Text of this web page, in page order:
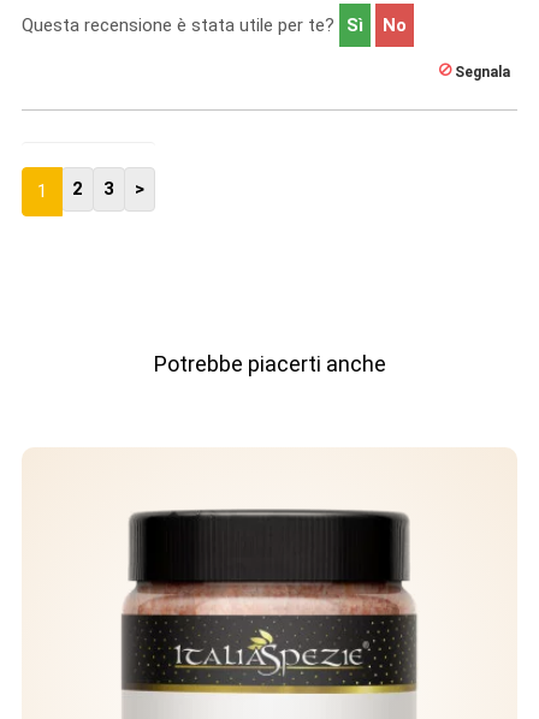
Questa recensione è stata utile per te? Sì No
Segnala
1 2 3 >
Potrebbe piacerti anche